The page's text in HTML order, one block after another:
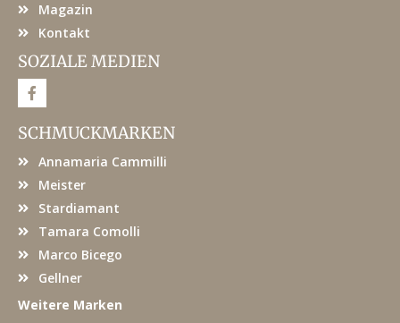
Magazin
Kontakt
SOZIALE MEDIEN
F
a
e
b
o
SCHMUCKMARKEN
Annamaria Cammilli
Meister
Stardiamant
Tamara Comolli
Marco Bicego
Gellner
Weitere Marken